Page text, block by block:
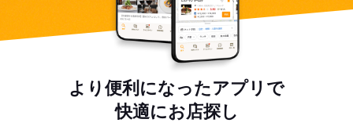
より便利になったアプリで
快適にお店探し